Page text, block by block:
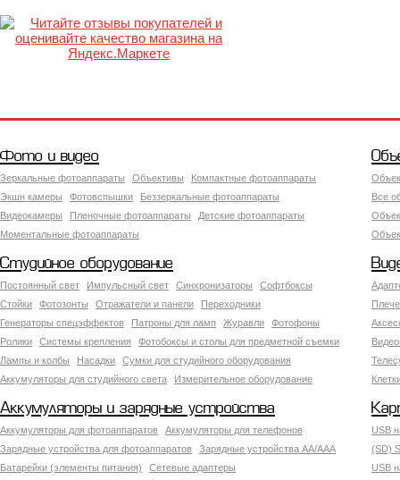
Фото и видео
Зеркальные фотоаппараты Объективы
Компактные фотоаппараты
Экшн камеры
Фотовспышки
Беззеркальные фотоаппараты
Видеокамеры
Пленочные фотоаппараты
Детские фотоаппараты
Моментальные фотоаппараты
Все
Студийное оборудование
Постоянный свет Импульсный свет Синхронизаторы
Софтбоксы
Стойки
Фотозонты Отражатели и панели
Переходники
Генераторы спецэффектов
Патроны для ламп Журавли
Фотофоны
Ролики
Системы крепления
Фотобоксы и столы для предметной съемки
Лампы и колбы
Насадки
Сумки для студийного оборудования
Аккумуляторы для студийного света
Измерительное оборудование
Аккумуляторы и зарядные устройства
Аккумуляторы для фотоаппаратов
Аккумуляторы для телефонов
Зарядные устройства для фотоаппаратов
Зарядные устройства AA/AAA
Батарейки (элементы питания)
Сетевые адаптеры
USB
(SD)
USB